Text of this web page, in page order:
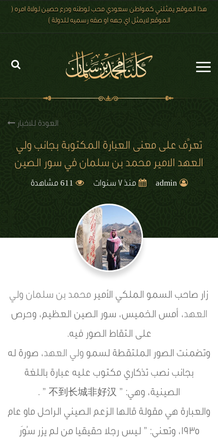
هذا الموقع يمثلني كمواطن سعودي محب لوطنه ودرع حصين لولاة امره (
الموقع لايمثل اي جهه او صفه رسميه للدولة )
رؤية 2030
الصور
العودة للاخبار
تعرَّف على معنى العبارة المكتوبة بجانب ولي
العهد الامير محمد بن سلمان في سور الصين
admin منذ 7 سنوات 611 مشاهدة
زار صاحب السمو الملكي الأمير محمد بن سلمان ولي
العهد، أمس الخميس، سور الصين العظيم، وحرص
على التقاط الصور فيه.
وتضمنت الصور الملتقطة لسمو ولي العهد، صورة له
بجانب نصب تذكاري مكتوب عليه عبارة باللغة
الصينية، وهي: ” 不到长城非好汉 ” .
والعبارة هي مقولة قالها الزعم الصيني الراحل ماو عام
1935، وتعني: ” ليس رجلا حقيقيا من لم يزر سُوَر